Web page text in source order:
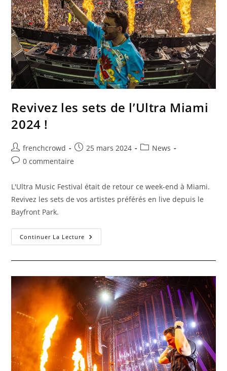
Revivez les sets de l’Ultra Miami
2024 !
frenchcrowd 25 mars 2024
News
0 commentaire
L'Ultra Music Festival était de retour ce week-end à Miami.
Revivez les sets de vos artistes préférés en live depuis le
Bayfront Park.
Continuer La Lecture